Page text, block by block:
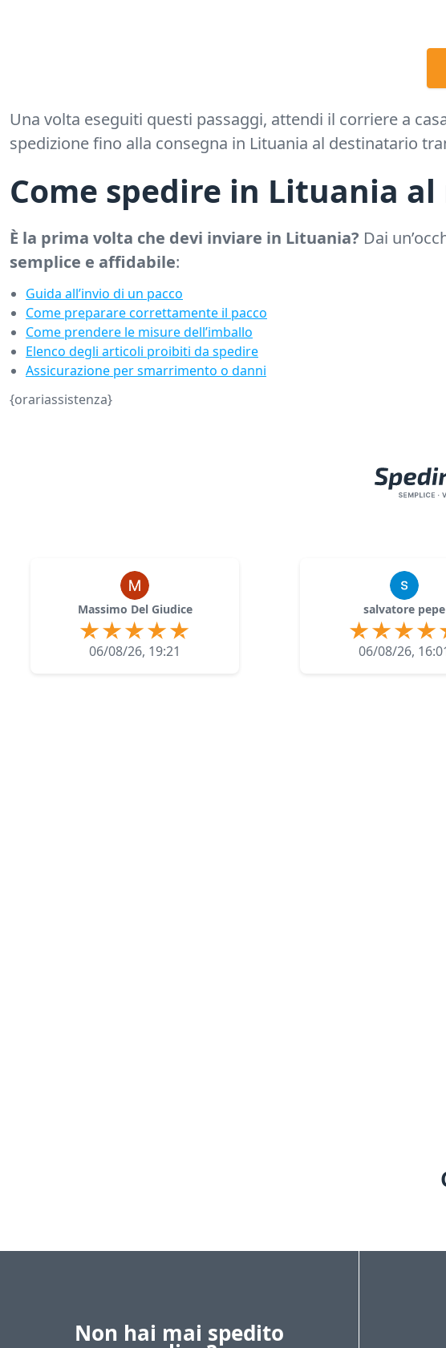
Una volta eseguiti questi passaggi, attendi il corriere a
spedizione fino alla consegna in Lituania al destinatario
Come spedire in Lituania
È la prima volta che devi inviare in Lituania? Dai
semplice e affidabile:
Guida all’invio di un pacco
Come preparare correttamente il pacco
Come prendere le misure dell’imballo
Elenco degli articoli proibiti da spedire
Assicurazione per smarrimento o danni
{orariassistenza}
Massimo Del Giudice
06/08/26, 19:21
salvatore pepe
06/08/26,
Non hai mai spedito